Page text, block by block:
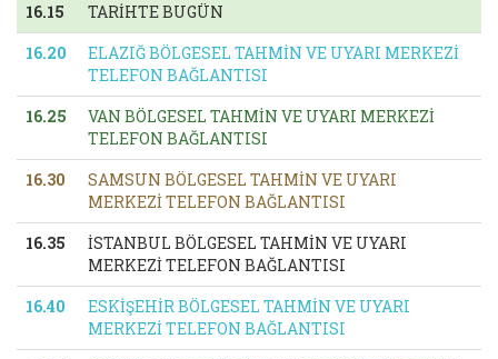
16.15
TARİHTE BUGÜN
16.20
ELAZIĞ BÖLGESEL TAHMİN VE UYARI MERKEZİ
TELEFON BAĞLANTISI
16.25
VAN BÖLGESEL TAHMİN VE UYARI MERKEZİ
TELEFON BAĞLANTISI
16.30
SAMSUN BÖLGESEL TAHMİN VE UYARI
MERKEZİ TELEFON BAĞLANTISI
16.35
İSTANBUL BÖLGESEL TAHMİN VE UYARI
MERKEZİ TELEFON BAĞLANTISI
16.40
ESKİŞEHİR BÖLGESEL TAHMİN VE UYARI
MERKEZİ TELEFON BAĞLANTISI